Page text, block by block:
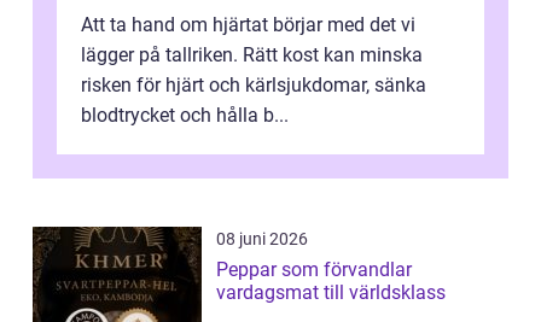
Att ta hand om hjärtat börjar med det vi
lägger på tallriken. Rätt kost kan minska
risken för hjärt och kärlsjukdomar, sänka
blodtrycket och hålla b...
08 juni 2026
Peppar som förvandlar
vardagsmat till världsklass